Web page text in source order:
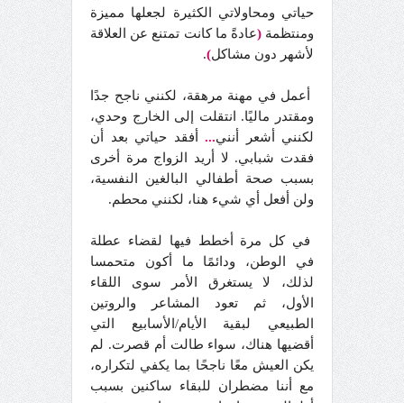
حياتي ومحاولاتي الكثيرة لجعلها مميزة
ومنتظمة(عادةً ما كانت تمتنع عن العلاقة
لأشهر دون مشاكل)
.
أعمل في مهنة مرهقة، لكنني ناجح جدًا
ومقتدر ماليًا. انتقلت إلى الخارج وحدي،
لكنني أشعر أنني... أفقد حياتي بعد أن
فقدت شبابي. لا أريد الزواج مرة أخرى
بسبب صحة أطفالي البالغين النفسية،
ولن أفعل أي شيء هنا، لكنني محطم.
في كل مرة أخطط فيها لقضاء عطلة
في الوطن، ودائمًا ما أكون متحمسا
لذلك، لا يستغرق الأمر سوى اللقاء
الأول، ثم تعود المشاعر والروتين
الطبيعي لبقية الأيام/الأسابيع التي
أقضيها هناك، سواء طالت أم قصرت. لم
يكن العيش معًا ناجحًا بما يكفي لتكراره،
مع أننا مضطران للبقاء ساكنين بسبب